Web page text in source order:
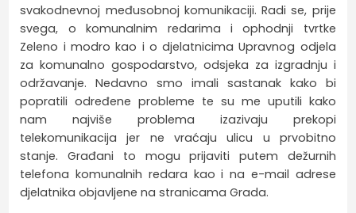
svakodnevnoj međusobnoj komunikaciji. Radi se, prije
svega, o komunalnim redarima i ophodnji tvrtke
Zeleno i modro kao i o djelatnicima Upravnog odjela
za komunalno gospodarstvo, odsjeka za izgradnju i
održavanje. Nedavno smo imali sastanak kako bi
popratili određene probleme te su me uputili kako
nam najviše problema izazivaju prekopi
telekomunikacija jer ne vraćaju ulicu u prvobitno
stanje. Građani to mogu prijaviti putem dežurnih
telefona komunalnih redara kao i na e-mail adrese
djelatnika objavljene na stranicama Grada.